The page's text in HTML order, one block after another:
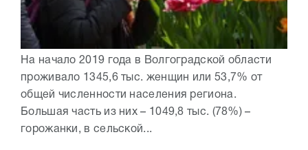
На начало 2019 года в Волгоградской области
проживало 1345,6 тыс. женщин или 53,7% от
общей численности населения региона.
Большая часть из них – 1049,8 тыс. (78%) –
горожанки, в сельской...